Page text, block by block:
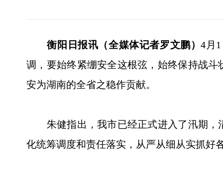
衡阳日报讯（全媒体记者罗文鹏）4月
调，要始终紧绷安全这根弦，始终保持战
安为湖南的全省之稳作贡献。
朱健指出，我市已经正式进入了汛期，
化统筹调度和责任落实，从严从细从实抓好